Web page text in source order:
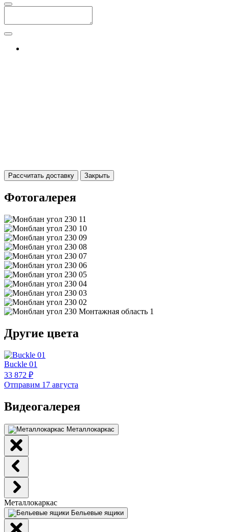
Рассчитать доставку Закрыть
Фотогалерея
Другие цвета
Buckle 01
33 872 ₽
Отправим 17 августа
Видеогалерея
Металлокаркас
Металлокаркас
Бельевые ящики